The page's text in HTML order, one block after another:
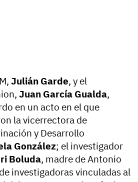
Julián Garde, y el
Juan García Gualda,
en un acto en el que
la vicerrectora de
y Desarrollo
González; el investigador
Boluda, madre de Antonio
investigadoras vinculadas al